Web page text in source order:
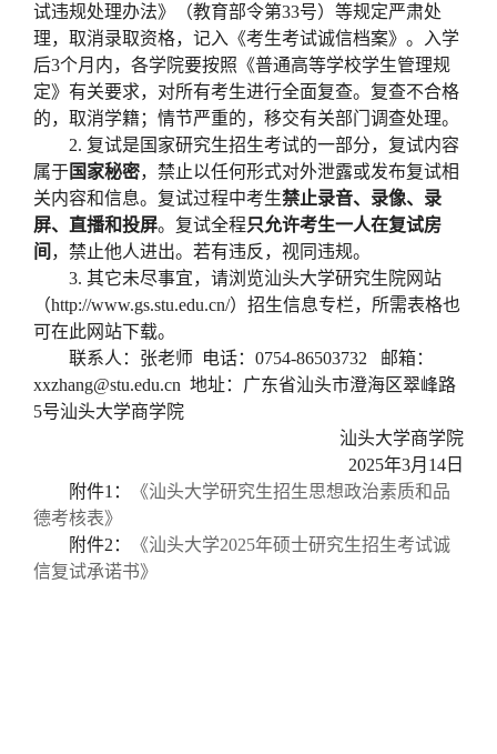
试违规处理办法》（教育部令第33号） 等规定严肃处
理，取消录取资格，记入《考生考试诚信档案》。入学
后3个月内，各学院要按照《普通高等学校学生管理规
定》有关要求，对所有考生进行全面复查。复查不合格
的，取消学籍；情节严重的，移交有关部门调查处理。
2. 复试是国家研究生招生考试的一部分，复试内容
属于国家秘密，禁止以任何形式对外泄露或发布复试相
关内容和信息。复试过程中考生禁止录音、录像、录
屏、直播和投屏。复试全程只允许考生一人在复试房
间 ，禁止他人进出。若有违反，视同违规。
3. 其它未尽事宜，请浏览汕头大学研究生院网站
（http://www.gs.stu.edu.cn/）招生信息专栏，所需表格也
可在此网站下载。
联系人：张老师
电话： 0754-86503732 邮箱：
xxzhang@stu.edu.cn 地址：广东省汕头市澄海区翠峰路
5号汕头大学商学院
汕头大学商学院
2025年3月 14 日
附件1 ：
《汕头大学研究生招生思想政治素质和品
德考核表》
附件2 ： 《汕头大学2025年硕士研究生招生考试诚
信复试承诺书》